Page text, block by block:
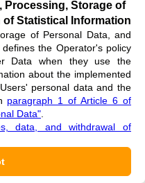
BYOD-Tekhnologii
Teaching a Foreign
/ M.G. Minin // Yazyk i
— 2018. — № 44. — P.
Processing, Storage of
of Statistical Information
of Personal Data, and
the Operator's policy
Data when they use the
about the implemented
personal data and the
paragraph 1 of Article 6 of
Data"
data, and withdrawal of